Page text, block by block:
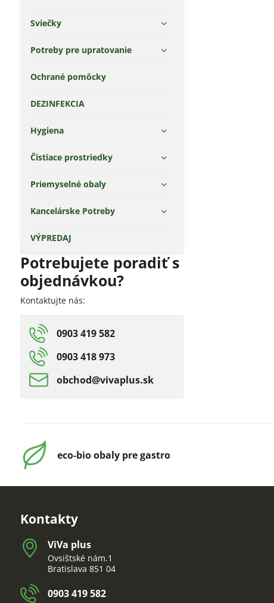
Sviečky
Potreby pre upratovanie
Ochrané pomôcky
DEZINFEKCIA
Hygiena
Čistiace prostriedky
Priemyselné obaly
Kancelárske Potreby
VÝPREDAJ
Potrebujete poradiť s
objednávkou?
Kontaktujte nás:
0903 419 582
0903 418 973
obchod​@vivaplus​.sk
eco-bio obaly pre gastro
Kontakty
ViVa plus
Ovsištské nám.1
Bratislava 851 04
0903 419 582